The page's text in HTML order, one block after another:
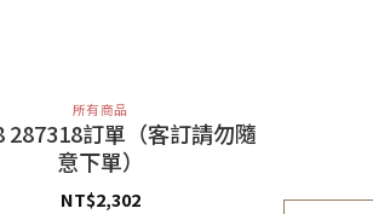
所有商品
287318訂單（客訂請勿隨
意下單）
NT$2,302